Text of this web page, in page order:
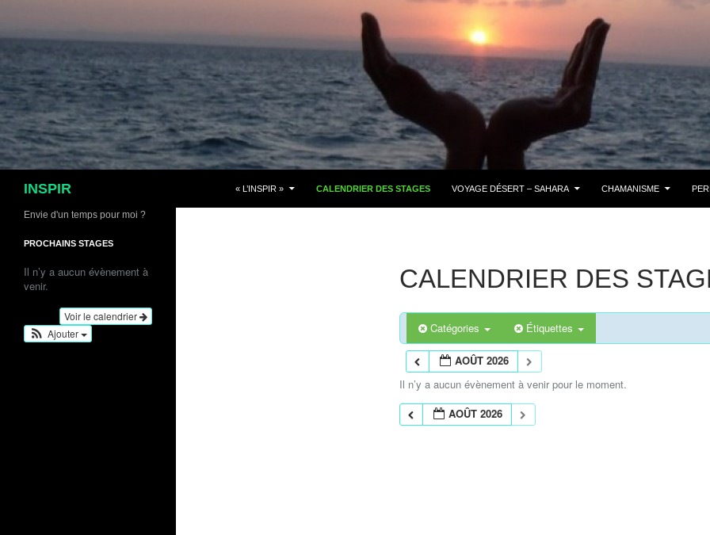
INSPIR « L’INSPIR » CALENDRIER DES STAGES VOYAGE DÉSERT – SAHARA CHAMANISME
CALENDRIER DES
Catégories Étiquettes
AOÛT 2026
Il n’y a aucun évènement à venir pour le moment.
AOÛT 2026
Envie d'un temps pour moi ?
PROCHAINS STAGES
Il n’y a aucun évènement à
venir.
Voir le calendrier
Ajouter